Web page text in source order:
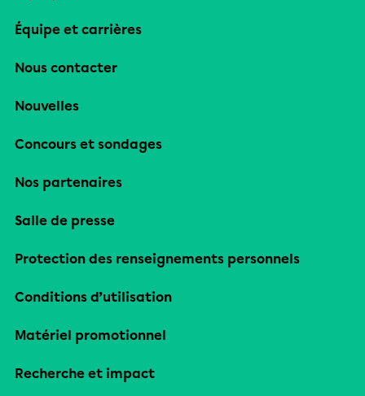
Équipe et carrières
Nous contacter
Nouvelles
Concours et sondages
Nos partenaires
Salle de presse
Protection des renseignements personnels
Conditions d’utilisation
Matériel promotionnel
Recherche et impact